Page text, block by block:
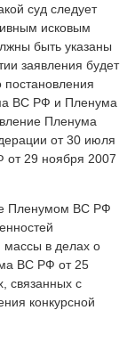
суд следует
исковым
быть указаны
заявления будет
постановления
ВС РФ и Пленума
Пленума
от 30 июля
29 ноября 2007
Пленумом ВС РФ
массы в делах о
ВС РФ от 25
связанных с
конкурсной